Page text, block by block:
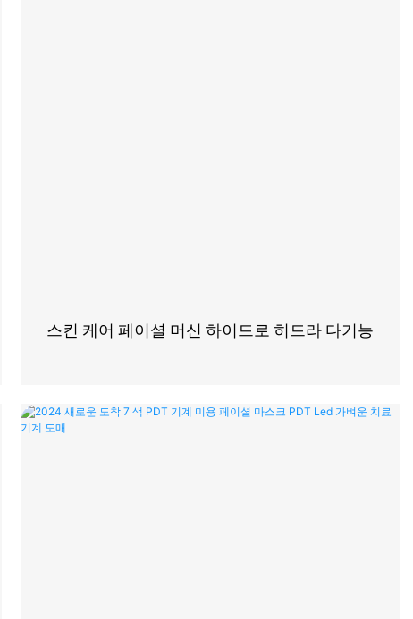
스킨 케어 페이셜 머신 하이드로 히드라 다기능